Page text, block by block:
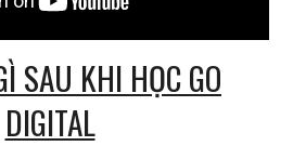
SAU KHI HỌC GO
DIGITAL